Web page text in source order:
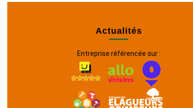
Actualités
Entreprise référencée sur :